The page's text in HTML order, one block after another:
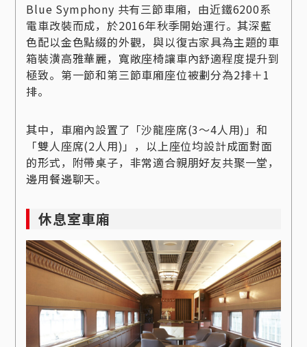
Blue Symphony 共有三節車廂，由近鐵6200系
電車改裝而成，於2016年秋季開始運行。其深藍
色配以金色點綴的外觀，與以復古家具為主題的車
箱裝潢高雅華麗，寬敞座椅讓車內舒適程度提升到
極致。第一節和第三節車廂座位被劃分為2排＋1
排。
其中，車廂內設置了「沙龍座席(3～4人用)」和
「雙人座席(2人用)」，以上座位均設計成面對面
的形式，附帶桌子，非常適合親朋好友共聚一堂，
邊用餐邊聊天。
休息室車廂